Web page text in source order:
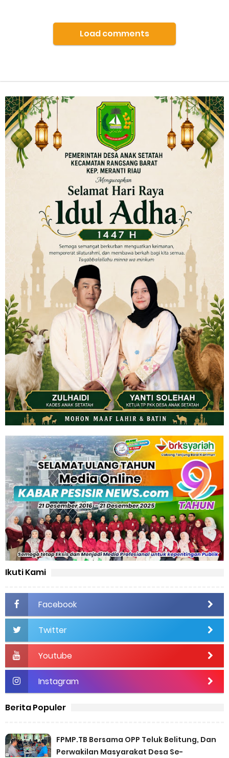
Load comments
Ikuti Kami
Facebook
Twitter
Youtube
Instagram
Berita Populer
FPMP.TB Bersama OPP Teluk Belitung, Dan
Perwakilan Masyarakat Desa Se-